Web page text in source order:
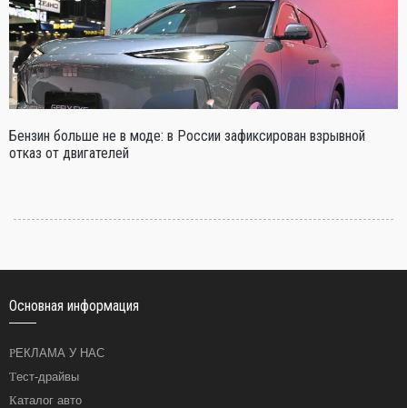
Бензин больше не в моде: в России зафиксирован взрывной
отказ от двигателей
Основная информация
РЕКЛАМА У НАС
Тест-драйвы
Каталог авто